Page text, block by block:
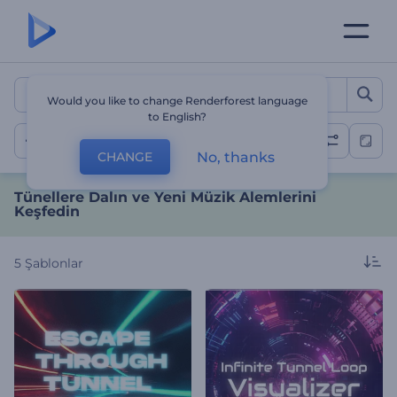
Tünellere Dalın ve Yeni
Tünel Döngüleri
Tünellere Dalın ve Yeni Müzik Alemlerini
Keşfedin
5 Şablonlar
Would you like to change Renderforest language
to English?
CHANGE No, thanks